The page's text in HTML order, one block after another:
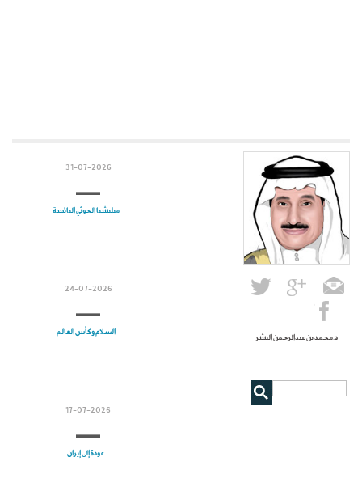
د.محمد بن عبدالرحمن البشر
31-07-2026
ميليشيا الحوثي البائسة
24-07-2026
السلام وكأس العالم
17-07-2026
عودة إلى إيران